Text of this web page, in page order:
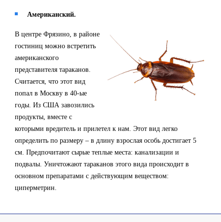
Американский.
В центре Фрязино, в районе
гостиниц можно встретить
американского
представителя тараканов.
Считается, что этот вид
попал в Москву в 40-ые
годы. Из США завозились
продукты, вместе с
которыми вредитель и прилетел к нам. Этот вид легко
определить по размеру – в длину взрослая особь достигает 5
см. Предпочитают сырые теплые места: канализации и
подвалы. Уничтожают тараканов этого вида происходит в
основном препаратами с действующим веществом:
циперметрин.